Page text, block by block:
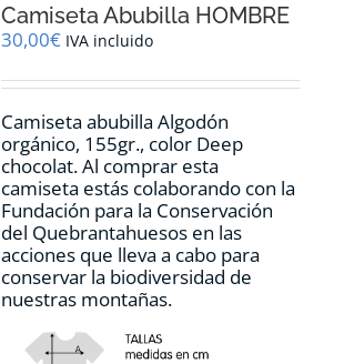
se
pueden
en
página
de
producto
Camiseta Abubilla HOMBRE
30,00€ IVA incluido
Camiseta abubilla Algodón
orgánico, 155gr., color Deep
chocolat. Al comprar esta
camiseta estás colaborando con la
Fundación para la Conservación
del Quebrantahuesos en las
acciones que lleva a cabo para
conservar la biodiversidad de
nuestras montañas.